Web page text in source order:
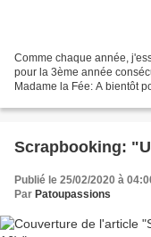
Comme chaque année,
pour la 3ème année
Madame la Fée: A bientôt
Scrapbooking:
Publié le 25/02/2020 à
Par Patoupassions